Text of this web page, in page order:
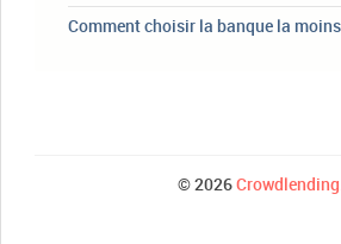
Comment choisir la banque la
© 2026